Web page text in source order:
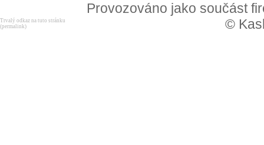
Provozováno jako součást
©
Trvalý odkaz na tuto stránku
(permalink)